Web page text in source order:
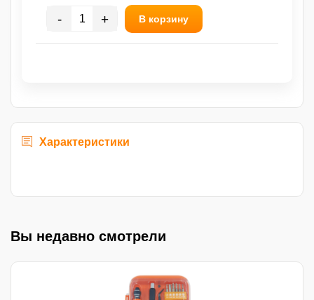
- + В корзину
Характеристики
Вы недавно смотрели